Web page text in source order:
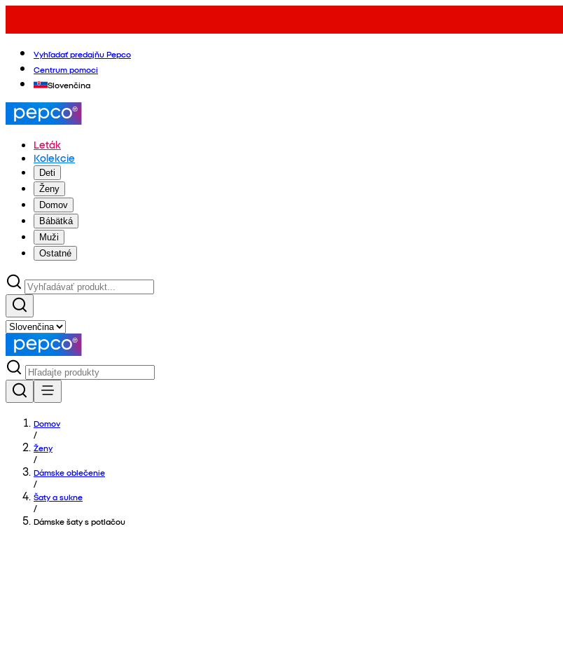
Vyhľadať predajňu Pepco
Centrum pomoci
Slovenčina
Leták
Kolekcie
Deti
Ženy
Domov
Bábätká
Muži
Ostatné
Domov
/
Ženy
/
Dámske oblečenie
/
Šaty a sukne
/
Dámske šaty s potlačou